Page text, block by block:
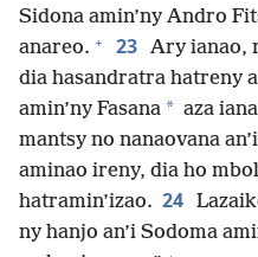
Sidona amin’ny Andro
anareo. + 23 Ary ianao,
dia hasandratra hatreny
amin’ny Fasana * aza
mantsy no nanaovana
aminao ireny, dia ho
hatramin’izao. 24
ny hanjo an’i Sodoma